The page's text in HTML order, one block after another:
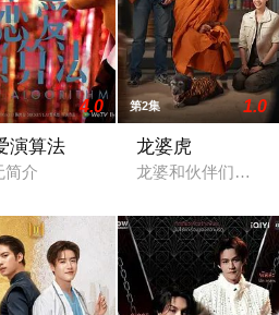
4.0
演算法
简介
第2集 1.0
龙婆虎
龙婆和伙伴们意外